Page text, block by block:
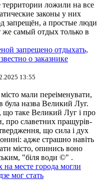
территории ложили на все
законы у них
запрещён, а простые люди
же самый отдых только в
запрещено отдыхать,
о заказнике
13:55
мали переіменувати,
була назва Великий Луг.
що таке Великий Луг і про
про славетних пращурів-
що сила і дух
адже страшно навіть
місто, опинись воно
"біля води ©" .
месте города могли
мог стать